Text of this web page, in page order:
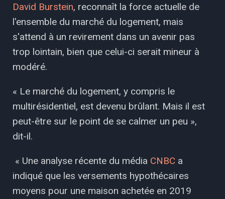
David Burstein, reconnaît la force actuelle de
l'ensemble du marché du logement, mais
s'attend à un revirement dans un avenir pas
trop lointain, bien que celui-ci serait mineur à
modéré.
« Le marché du logement, y compris le
multirésidentiel, est devenu brûlant. Mais il est
peut-être sur le point de se calmer un peu »,
dit-il.
« Une analyse récente du média CNBC a
indiqué que les versements hypothécaires
moyens pour une maison achetée en 2019